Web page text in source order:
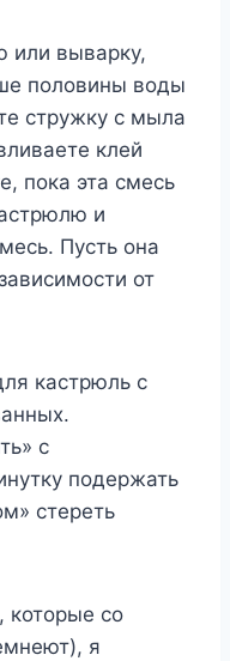
или выварку,
половины воды
стружку с мыла
клей
пока эта смесь
и
Пусть она
от
кастрюль с
с
подержать
стереть
которые со
я